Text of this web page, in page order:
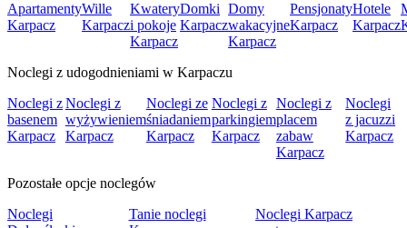
Apartamenty
Karpacz
Wille
Karpacz
Kwatery
i pokoje
Karpacz
Domki
Karpacz
Domy
wakacyjne
Karpacz
Pensjonaty
Karpacz
Hotele
Karpacz
Noclegi z udogodnieniami w Karpaczu
Noclegi z
basenem
Karpacz
Noclegi z
wyżywieniem
Karpacz
Noclegi ze
śniadaniem
Karpacz
Noclegi z
parkingiem
Karpacz
Noclegi z
placem
zabaw
Karpacz
Noclegi
z jacuzzi
Karpacz
Pozostałe opcje noclegów
Noclegi
Tanie noclegi
Noclegi Karpacz